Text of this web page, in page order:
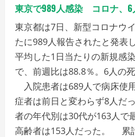
東京で989人感染 コロナ、6
東京都は7日、新型コロナウ
たに989人報告されたと発表
平均した1日当たりの新規感
で、前週比は88.8％。6人の
入院患者は689人で病床使
症者は前日と変わらず8人
者の年代別は30代が163人で
高齢者は153人だった。 累